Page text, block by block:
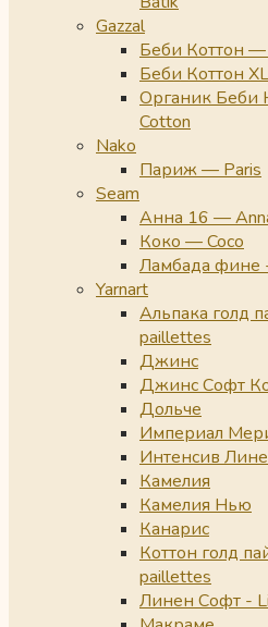
Gazzal
Беби Коттон —
Беби Коттон
Органик Беби
Cotton
Nako
Париж — Paris
Seam
Анна 16 —
Коко — Coco
Ламбада фине
Yarnart
Альпака голд
paillettes
Джинс
Джинс Софт
Дольче
Империал
Интенсив
Камелия
Камелия Нью
Канарис
Коттон голд
paillettes
Линен Софт -